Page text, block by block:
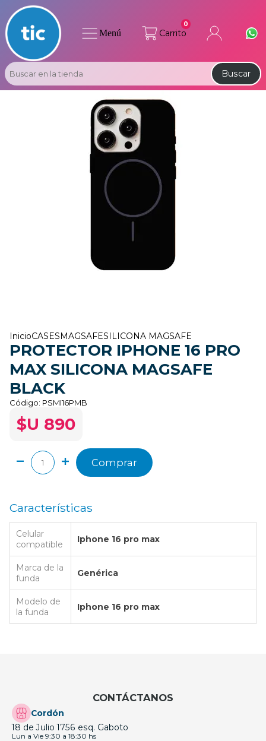
Carrito
0
Buscar
Menú
InicioCASES MAGSAFESILICONA MAGSAFE
PROTECTOR IPHONE 16 PRO
MAX SILICONA MAGSAFE
BLACK
Código: PSMI16PMB
$U 890
Comprar
Características
Celular
compatible
Iphone 16 pro max
Marca de la
funda
Genérica
Modelo de
la funda
Iphone 16 pro max
CONTÁCTANOS
Cordón
18 de Julio 1756 esq. Gaboto
Lun a Vie 9:30 a 18:30 hs